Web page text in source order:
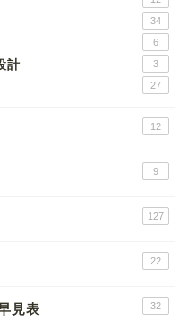
34
6
計 3
27
12
9
127
22
見表 32